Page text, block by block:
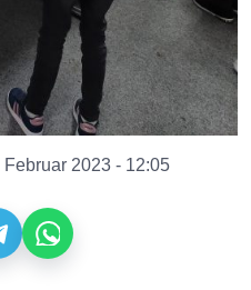
Februar 2023 - 12:05